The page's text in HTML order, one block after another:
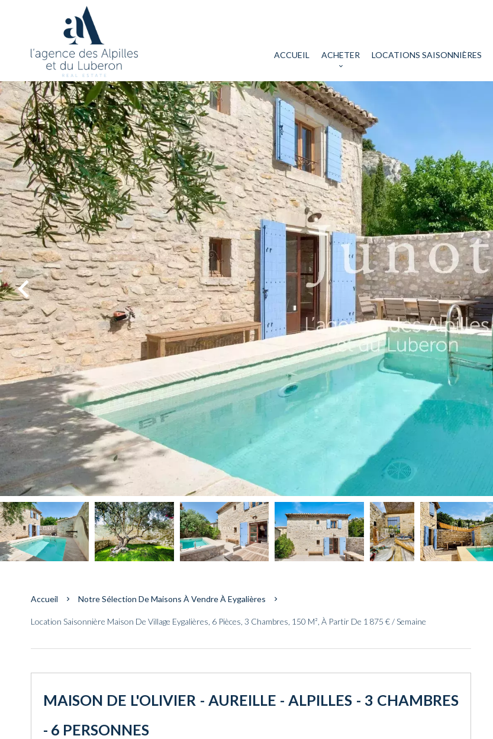
ACCUEIL ACHETER LOCATIONS SAISONNIÈRES
Accueil Notre Sélection De Maisons À Vendre À Eygalières
Location Saisonnière Maison De Village Eygalières, 6 Pièces, 3 Chambres, 150 M², À Partir De 1 875 € / Semaine
MAISON DE L'OLIVIER - AUREILLE - ALPILLES - 3 CHAMBRES
- 6 PERSONNES